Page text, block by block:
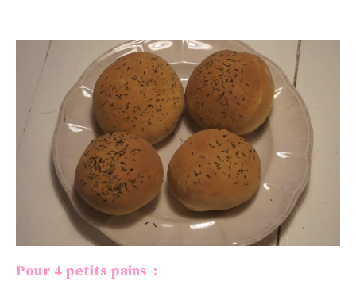
Pour 4 petits pains :